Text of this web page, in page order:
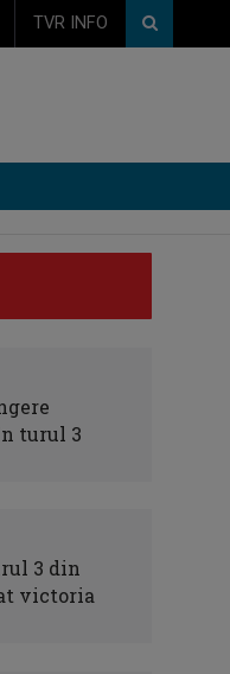
TVR INFO
turul 3
3 din
victoria